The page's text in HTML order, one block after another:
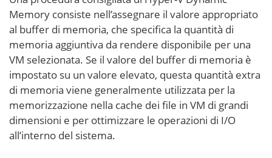
Memory consiste nell’assegnare il valore appropriato
al buffer di memoria, che specifica la quantità di
memoria aggiuntiva da rendere disponibile per una
VM selezionata. Se il valore del buffer di memoria è
impostato su un valore elevato, questa quantità extra
di memoria viene generalmente utilizzata per la
memorizzazione nella cache dei file in VM di grandi
dimensioni e per ottimizzare le operazioni di I/O
all’interno del sistema.